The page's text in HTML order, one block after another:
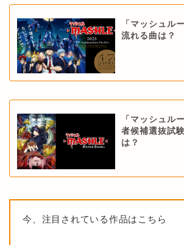
「マッシュル
流れる曲は？
「マッシュル
者候補選抜試
は？
今、注目されている作品はこちら